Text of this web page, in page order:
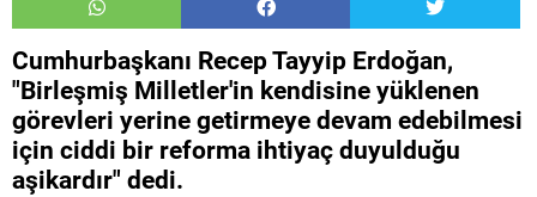
Cumhurbaşkanı Recep Tayyip Erdoğan,
"Birleşmiş Milletler'in kendisine yüklenen
görevleri yerine getirmeye devam edebilmesi
için ciddi bir reforma ihtiyaç duyulduğu
aşikardır" dedi.